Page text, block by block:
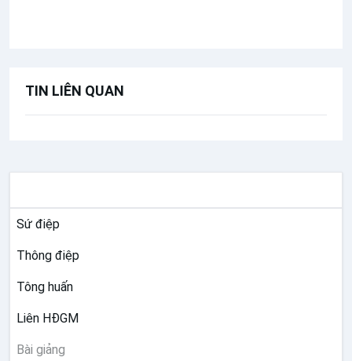
TIN LIÊN QUAN
Sứ điệp
Thông điệp
Tông huấn
Liên HĐGM
Bài giảng